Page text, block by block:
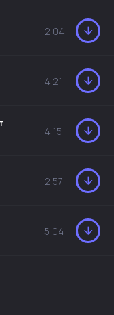
2:04
4:21
4:15
2:57
5:04